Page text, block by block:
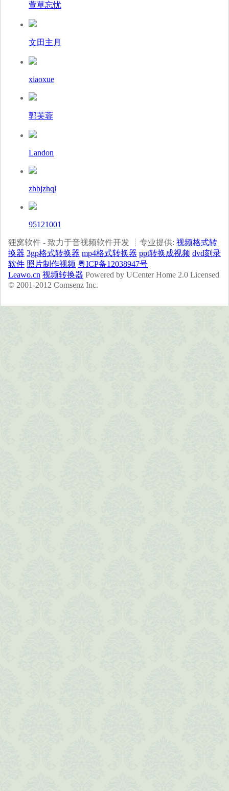
萱草忘忧
文田主月
xiaoxue
郭芙蓉
Landon
zhbjzhql
95121001
狸窝软件 - 致力于音视频软件开发 ┊专业提供: 视频格式转
换器 3gp格式转换器 mp4格式转换器 ppt转换成视频 dvd刻录
软件 照片制作视频 粤ICP备12038947号
Leawo.cn 视频转换器 Powered by UCenter Home 2.0 Licensed
© 2001-2012 Comsenz Inc.